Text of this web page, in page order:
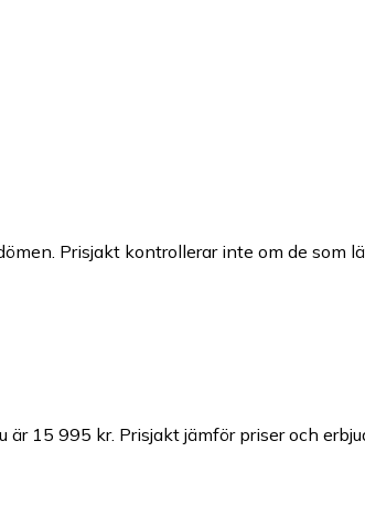
Prisjakt kontrollerar inte om de
är 15 995 kr. Prisjakt jämför priser och